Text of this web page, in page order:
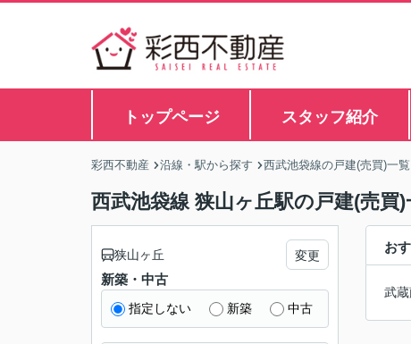
トップページ スタッフ紹介
彩西不動産 沿線・駅から探す 西武池袋線の戸建(売買)一覧
西武池袋線 狭山ヶ丘駅の戸建(売買)
お
武
狭山ヶ丘 変更
新築・中古
指定しない 新築 中古